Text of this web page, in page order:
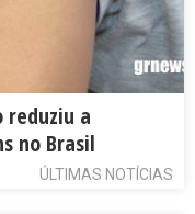
reduziu a
no Brasil
ÚLTIMAS NOTÍCIAS